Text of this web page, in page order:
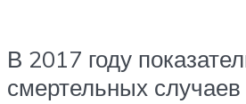
В 2017 году
смертельных